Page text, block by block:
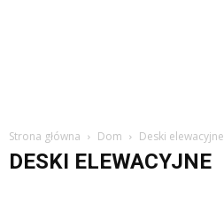
Strona główna Dom Deski elewacyjne
DESKI ELEWACYJNE